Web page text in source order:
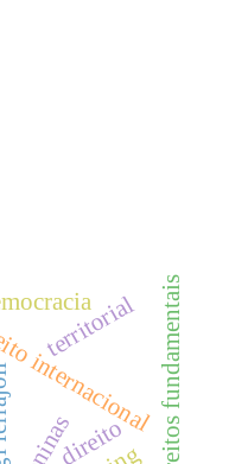
direito
territorial direitos fundamentais